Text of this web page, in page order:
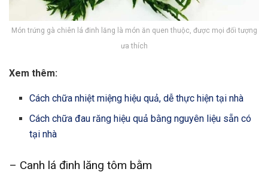
Món trứng gà chiên lá đinh lăng là món ăn quen thuộc, được mọi đối tượng
ưa thích
Xem thêm:
Cách chữa nhiệt miệng hiệu quả, dễ thực hiện tại nhà
Cách chữa đau răng hiệu quả bằng nguyên liệu sẵn có
tại nhà
– Canh lá đinh lăng tôm bằm